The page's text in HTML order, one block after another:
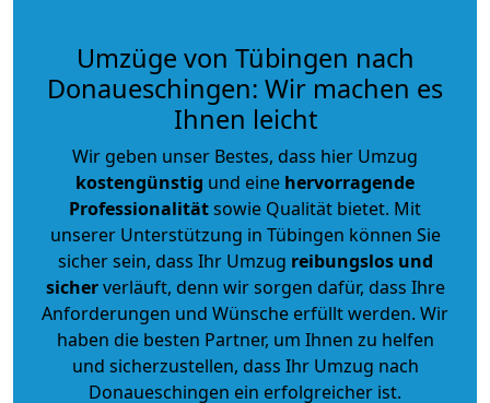
Umzüge von Tübingen nach
Donaueschingen: Wir machen es
Ihnen leicht
Wir geben unser Bestes, dass hier Umzug
kostengünstig und eine hervorragende
Professionalitätsowie Qualität bietet. Mit
unserer Unterstützung in Tübingen können Sie
sicher sein, dass Ihr Umzug reibungslos und
sicherverläuft, denn wir sorgen dafür, dass Ihre
Anforderungen und Wünsche erfüllt werden. Wir
haben die besten Partner, um Ihnen zu helfen
und sicherzustellen, dass Ihr Umzug nach
Donaueschingen ein erfolgreicher ist.